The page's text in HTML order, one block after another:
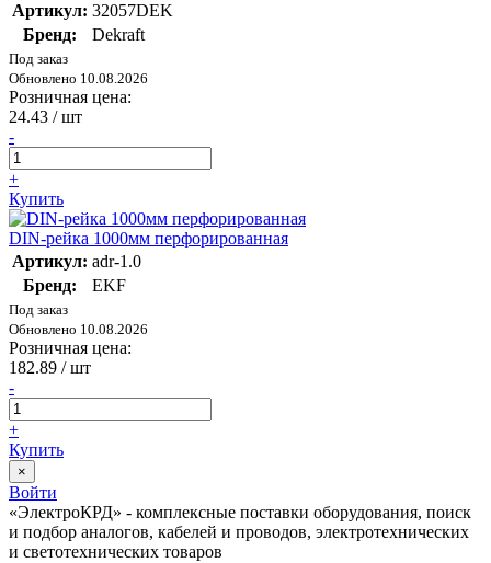
Артикул: 32057DEK
Бренд:
Dekraft
Под заказ
Обновлено 10.08.2026
Розничная цена:
24.43 / шт
-
+
Купить
DIN-рейка 1000мм перфорированная
Артикул: adr-1.0
Бренд:
EKF
Под заказ
Обновлено 10.08.2026
Розничная цена:
182.89 / шт
-
+
Купить
×
Войти
«ЭлектроКРД» - комплексные поставки оборудования, поиск
и подбор аналогов, кабелей и проводов, электротехнических
и светотехнических товаров